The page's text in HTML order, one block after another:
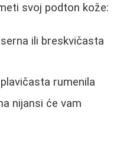
svoj podton kože:
ili breskvičasta
rumenila
nijansi će vam